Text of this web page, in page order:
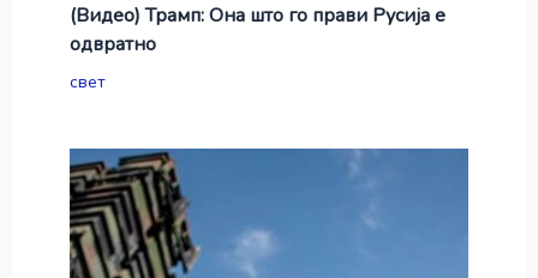
(Видео) Трамп: Она што го прави Русија е
одвратно
свет